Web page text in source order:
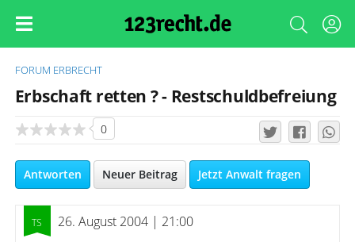
FORUM ERBRECHT
Erbschaft retten ? - Restschuldbefreiung
0
Antworten Neuer Beitrag Jetzt Anwalt fragen
26. August 2004 | 21:00